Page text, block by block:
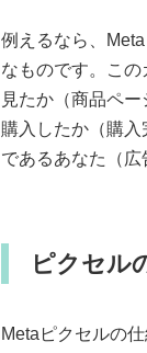
例えるなら、
なものです。こ
見たか（商品ペ
購入したか（購
であるあなた（広
ピクセル
Metaピクセルの